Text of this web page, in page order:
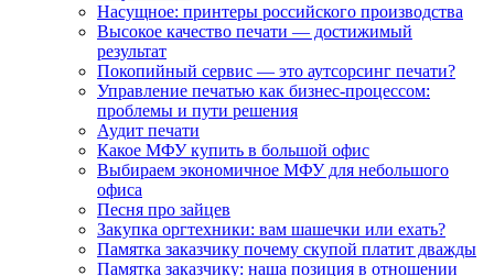
Насущное: принтеры российского производства
Высокое качество печати — достижимый
результат
Покопийный сервис — это аутсорсинг печати?
Управление печатью как бизнес-процессом:
проблемы и пути решения
Аудит печати
Какое МФУ купить в большой офис
Выбираем экономичное МФУ для небольшого
офиса
Песня про зайцев
Закупка оргтехники: вам шашечки или ехать?
Памятка заказчику почему скупой платит дважды
Памятка заказчику: наша позиция в отношении